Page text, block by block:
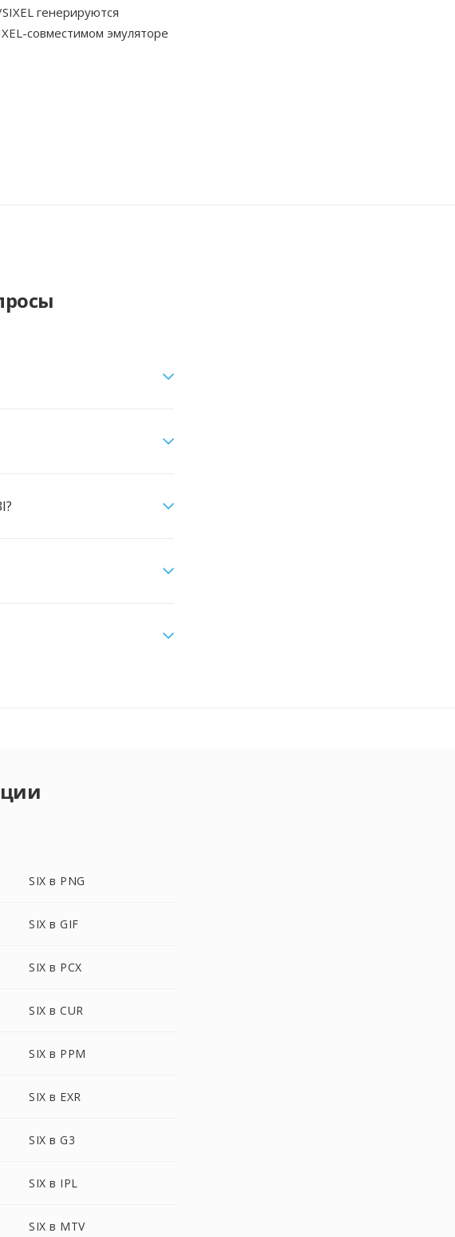
генерируются
совместимом эмуляторе
SIX в PNG
SIX в GIF
SIX в PCX
SIX в CUR
SIX в PPM
SIX в EXR
SIX в G3
SIX в IPL
SIX в MTV